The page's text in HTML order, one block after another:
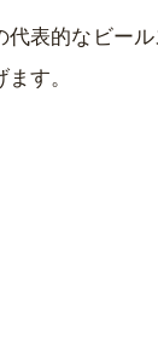
表的なビー
す。